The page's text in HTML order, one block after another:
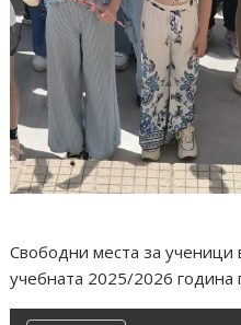
Свободни места за ученици
учебната 2025/2026 година